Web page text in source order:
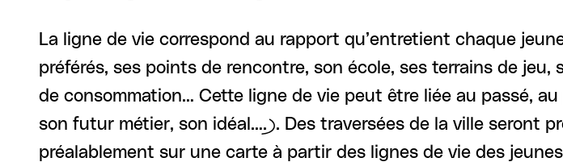
La ligne de vie correspond au rapport qu’entretient chaque
préférés, ses points de rencontre, son école, ses terrains de
de consommation… Cette ligne de vie peut être liée au passé,
son futur métier, son idéal….). Des traversées de la ville seront
préalablement sur une carte à partir des lignes de vie des